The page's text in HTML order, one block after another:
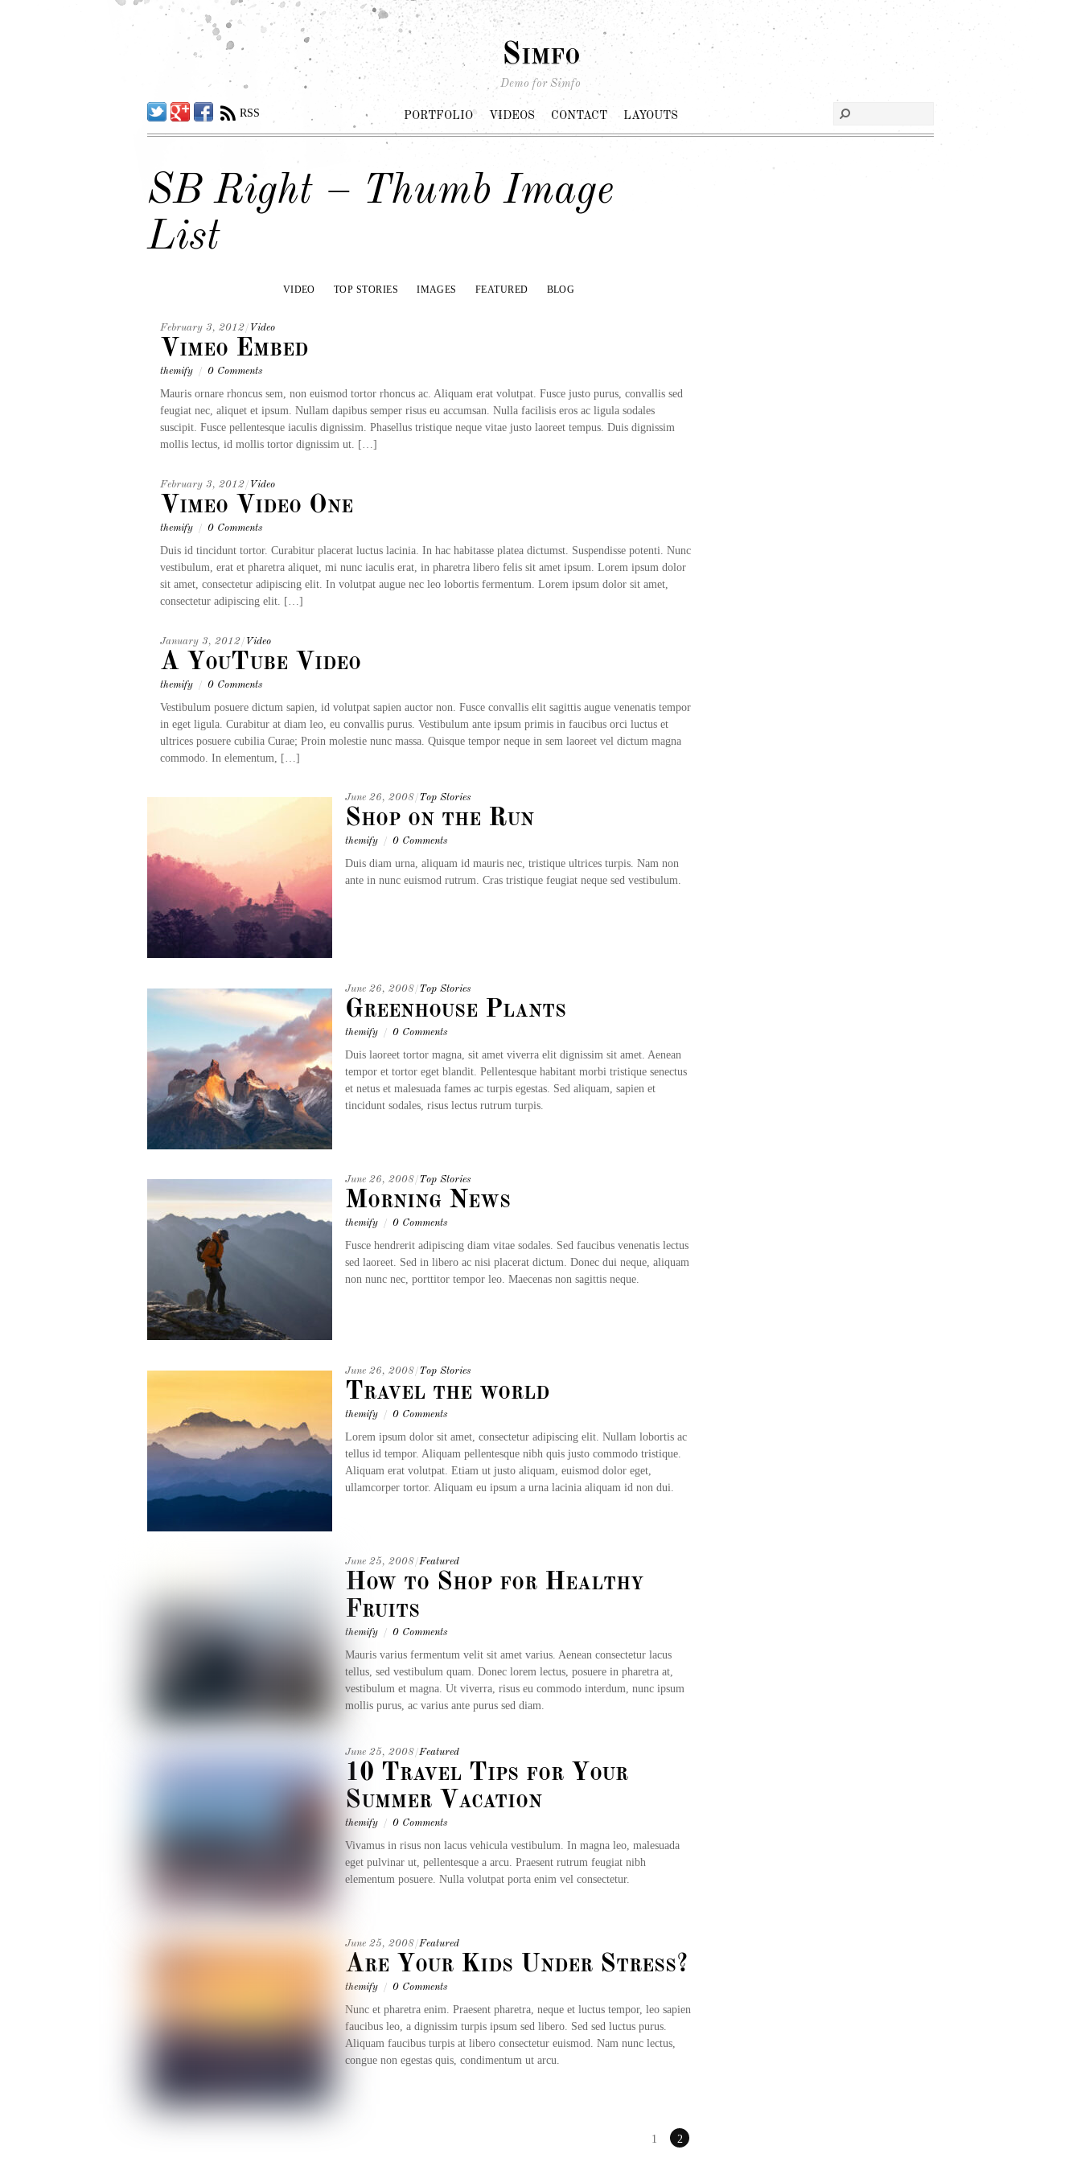
Simfo
Demo for Simfo
PORTFOLIO VIDEOS CONTACT LAYOUTS
TwitterGoogleFacebook
RSS
SB Right – Thumb Image
List
VIDEO TOP STORIES IMAGES FEATURED BLOG
February 3, 2012/ Video
Vimeo Embed
themify / 0 Comments
Mauris ornare rhoncus sem, non euismod tortor rhoncus ac. Aliquam erat volutpat. Fusce justo purus, convallis sed
feugiat nec, aliquet et ipsum. Nullam dapibus semper risus eu accumsan. Nulla facilisis eros ac ligula sodales
suscipit. Fusce pellentesque iaculis dignissim. Phasellus tristique neque vitae justo laoreet tempus. Duis dignissim
mollis lectus, id mollis tortor dignissim ut. […]
February 3, 2012/ Video
Vimeo Video One
themify / 0 Comments
Duis id tincidunt tortor. Curabitur placerat luctus lacinia. In hac habitasse platea dictumst. Suspendisse potenti. Nunc
vestibulum, erat et pharetra aliquet, mi nunc iaculis erat, in pharetra libero felis sit amet ipsum. Lorem ipsum dolor
sit amet, consectetur adipiscing elit. In volutpat augue nec leo lobortis fermentum. Lorem ipsum dolor sit amet,
consectetur adipiscing elit. […]
January 3, 2012/ Video
A YouTube Video
themify / 0 Comments
Vestibulum posuere dictum sapien, id volutpat sapien auctor non. Fusce convallis elit sagittis augue venenatis tempor
in eget ligula. Curabitur at diam leo, eu convallis purus. Vestibulum ante ipsum primis in faucibus orci luctus et
ultrices posuere cubilia Curae; Proin molestie nunc massa. Quisque tempor neque in sem laoreet vel dictum magna
commodo. In elementum, […]
June 26, 2008/Top Stories
Shop on the Run
themify / 0 Comments
Duis diam urna, aliquam id mauris nec, tristique ultrices turpis. Nam non
ante in nunc euismod rutrum. Cras tristique feugiat neque sed vestibulum.
June 26, 2008/Top Stories
Greenhouse Plants
themify / 0 Comments
Duis laoreet tortor magna, sit amet viverra elit dignissim sit amet. Aenean
tempor et tortor eget blandit. Pellentesque habitant morbi tristique senectus
et netus et malesuada fames ac turpis egestas. Sed aliquam, sapien et
tincidunt sodales, risus lectus rutrum turpis.
June 26, 2008/Top Stories
Morning News
themify / 0 Comments
Fusce hendrerit adipiscing diam vitae sodales. Sed faucibus venenatis lectus
sed laoreet. Sed in libero ac nisi placerat dictum. Donec dui neque, aliquam
non nunc nec, porttitor tempor leo. Maecenas non sagittis neque.
June 26, 2008/Top Stories
Travel the world
themify / 0 Comments
Lorem ipsum dolor sit amet, consectetur adipiscing elit. Nullam lobortis ac
tellus id tempor. Aliquam pellentesque nibh quis justo commodo tristique.
Aliquam erat volutpat. Etiam ut justo aliquam, euismod dolor eget,
ullamcorper tortor. Aliquam eu ipsum a urna lacinia aliquam id non dui.
June 25, 2008/Featured
How to Shop for Healthy
Fruits
themify / 0 Comments
Mauris varius fermentum velit sit amet varius. Aenean consectetur lacus
tellus, sed vestibulum quam. Donec lorem lectus, posuere in pharetra at,
vestibulum et magna. Ut viverra, risus eu commodo interdum, nunc ipsum
mollis purus, ac varius ante purus sed diam.
June 25, 2008/Featured
10 Travel Tips for Your
Summer Vacation
themify / 0 Comments
Vivamus in risus non lacus vehicula vestibulum. In magna leo, malesuada
eget pulvinar ut, pellentesque a arcu. Praesent rutrum feugiat nibh
elementum posuere. Nulla volutpat porta enim vel consectetur.
June 25, 2008/Featured
Are Your Kids Under Stress?
themify / 0 Comments
Nunc et pharetra enim. Praesent pharetra, neque et luctus tempor, leo sapien
faucibus leo, a dignissim turpis ipsum sed libero. Sed sed luctus purus.
Aliquam faucibus turpis at libero consectetur euismod. Nam nunc lectus,
congue non egestas quis, condimentum ut arcu.
1 2